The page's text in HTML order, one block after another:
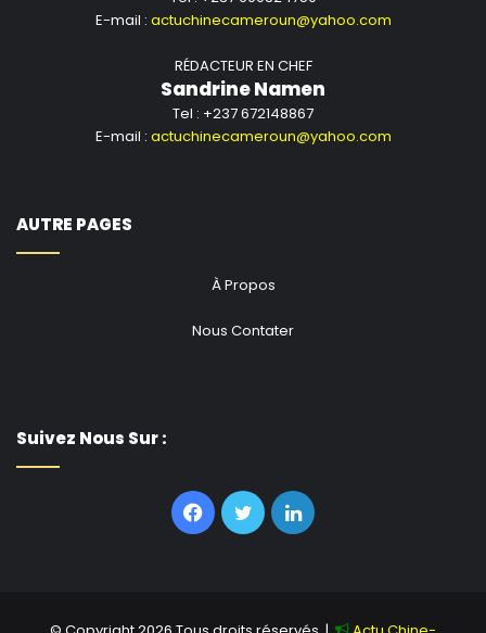
E-mail : actuchinecameroun@yahoo.com
RÉDACTEUR EN CHEF
Sandrine Namen
Tel : +237 672148867
E-mail : actuchinecameroun@yahoo.com
AUTRE PAGES
À Propos
Nous Contater
Suivez Nous Sur :
Facebook
TwitterLinkedin